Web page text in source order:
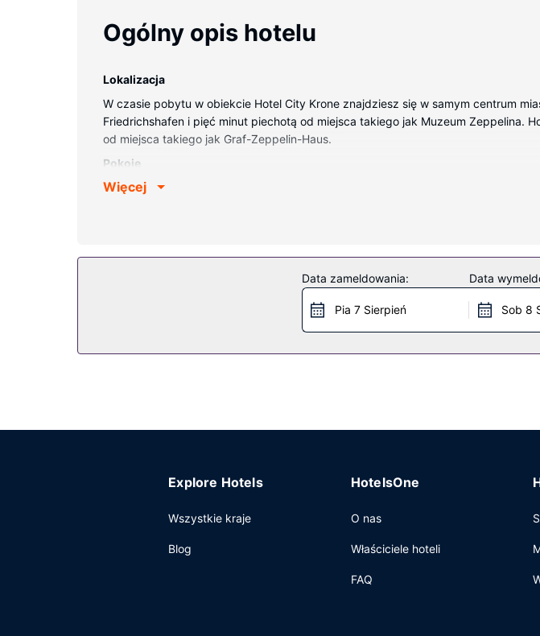
Ogólny opis hotelu
Lokalizacja
W czasie pobytu w obiekcie Hotel City Krone znajdziesz się w samym centrum
Friedrichshafen i pięć minut piechotą od miejsca takiego jak Muzeum Zeppelina.
od miejsca takiego jak Graf-Zeppelin-Haus.
Pokoje
Poczuj się jak w domu w 118 klimatyzowanych pokojach, których wyposażenie to
Zrelaksuj się w spa, które oferuje masaż. Dostępne udogodnienia rekreacyjne to
bezprzewodowy dostęp do internetu, obsługa portierska i telewizor w holu.
Hotel zaprasza do wykorzystania takich udogodnień jak kawiarnia, a także
klubowym. Śniadanie w formie bufetu jest podawane codziennie od 7 do 10:30 za
Więcej
Data zameldowania:
Pia 7 Sierpień
Data
Sob 8
Explore Hotels
Wszystkie kraje
Blog
HotelsOne
O nas
Właściciele hoteli
FAQ